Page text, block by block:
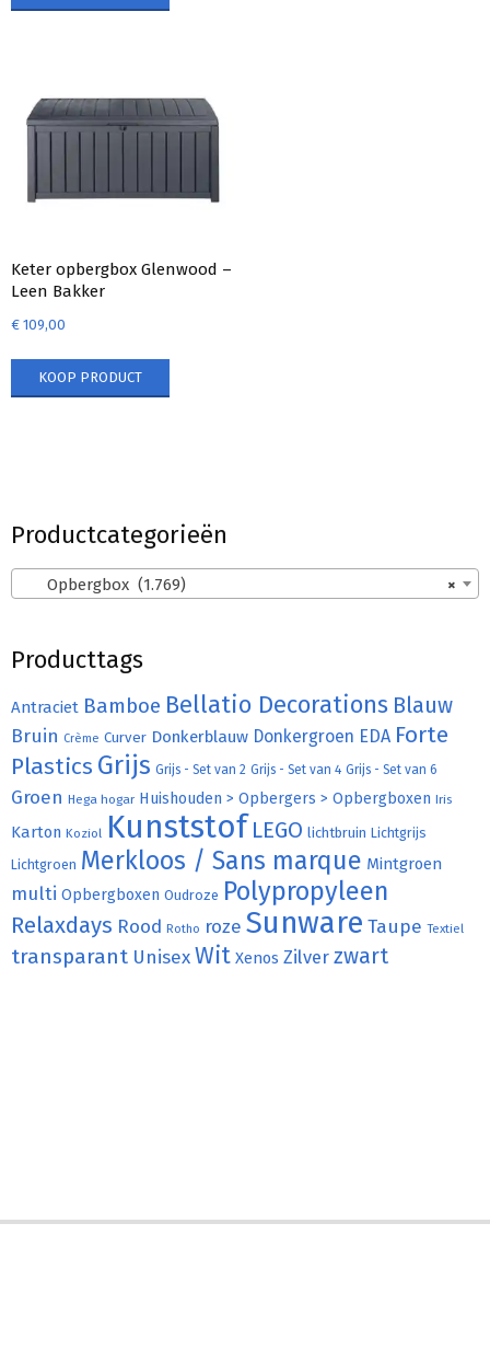
Keter opbergbox Glenwood –
Leen Bakker
€ 109,00
KOOP PRODUCT
Productcategorieën
×
Opbergbox (1.769)
Producttags
Antraciet Bamboe Bellatio Decorations Blauw
Bruin Crème Curver Donkerblauw Donkergroen EDA Forte
Plastics Grijs Grijs - Set van 2 Grijs - Set van 4 Grijs - Set van 6
Groen Hega hogar Huishouden > Opbergers > Opbergboxen Iris
Karton Koziol Kunststof LEGO lichtbruin Lichtgrijs
Lichtgroen Merkloos / Sans marque Mintgroen
multi Opbergboxen Oudroze Polypropyleen
Relaxdays Rood Rotho roze Sunware Taupe Textiel
transparant UnisexWit Xenos Zilver zwart